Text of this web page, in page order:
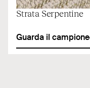
Strata Serpentine
Guarda il campione